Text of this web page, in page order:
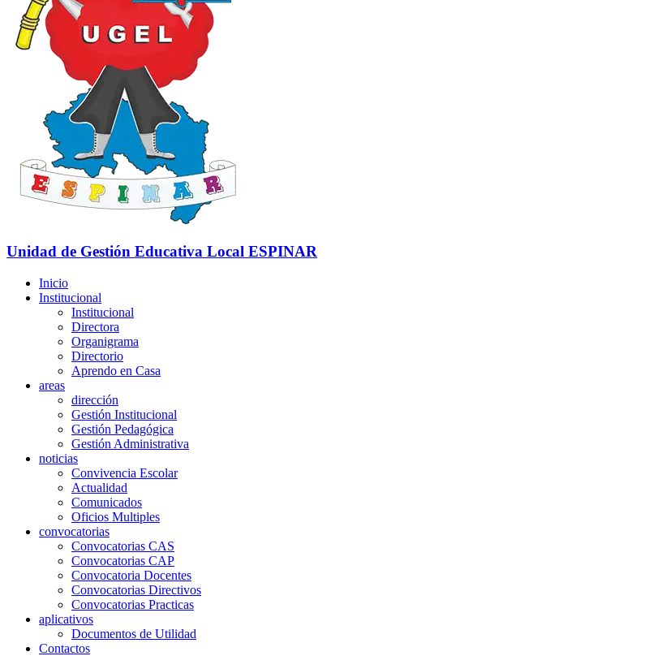
Unidad de Gestión Educativa Local ESPINAR
Inicio
Institucional
Institucional
Directora
Organigrama
Directorio
Aprendo en Casa
areas
dirección
Gestión Institucional
Gestión Pedagógica
Gestión Administrativa
noticias
Convivencia Escolar
Actualidad
Comunicados
Oficios Multiples
convocatorias
Convocatorias CAS
Convocatorias CAP
Convocatoria Docentes
Convocatorias Directivos
Convocatorias Practicas
aplicativos
Documentos de Utilidad
Contactos